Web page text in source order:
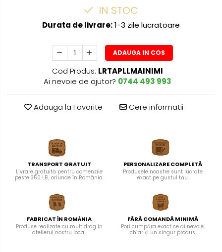
IN STOC
Durata de livrare:1-3 zile lucratoare
ADAUGA IN COS
Cod Produs: LRTAPLLMAINIMI
Ai nevoie de ajutor? 0744 493 993
Adauga la Favorite Cere informatii
TRANSPORT GRATUIT
Livrare gratuită pentru comenzile
peste 350 LEI, oriunde în România.
PERSONALIZARE COMPLETĂ
Produsele noastre sunt lucrate
exact pe gustul tău.
FABRICAT ÎN ROMÂNIA
Produse realizate cu mult drag în
atelierul nostru local.
FĂRĂ COMANDĂ MINIMĂ
Poți cumpăra exact ce ai nevoie,
chiar și un singur produs.